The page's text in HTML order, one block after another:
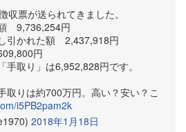
収票が送られてきました。
9,736,254円
引かれた額 2,437,918円
円
手取り」は6,952,828円です。
取りは約700万円。高い？安い？こ
i5PB2pam2k
2018年1月18日